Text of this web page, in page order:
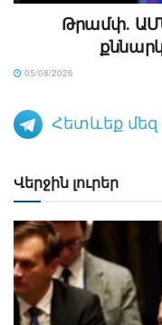
Թրամփ․
05/08/2026
Հետևեք մեզ
Վերջին լուրեր